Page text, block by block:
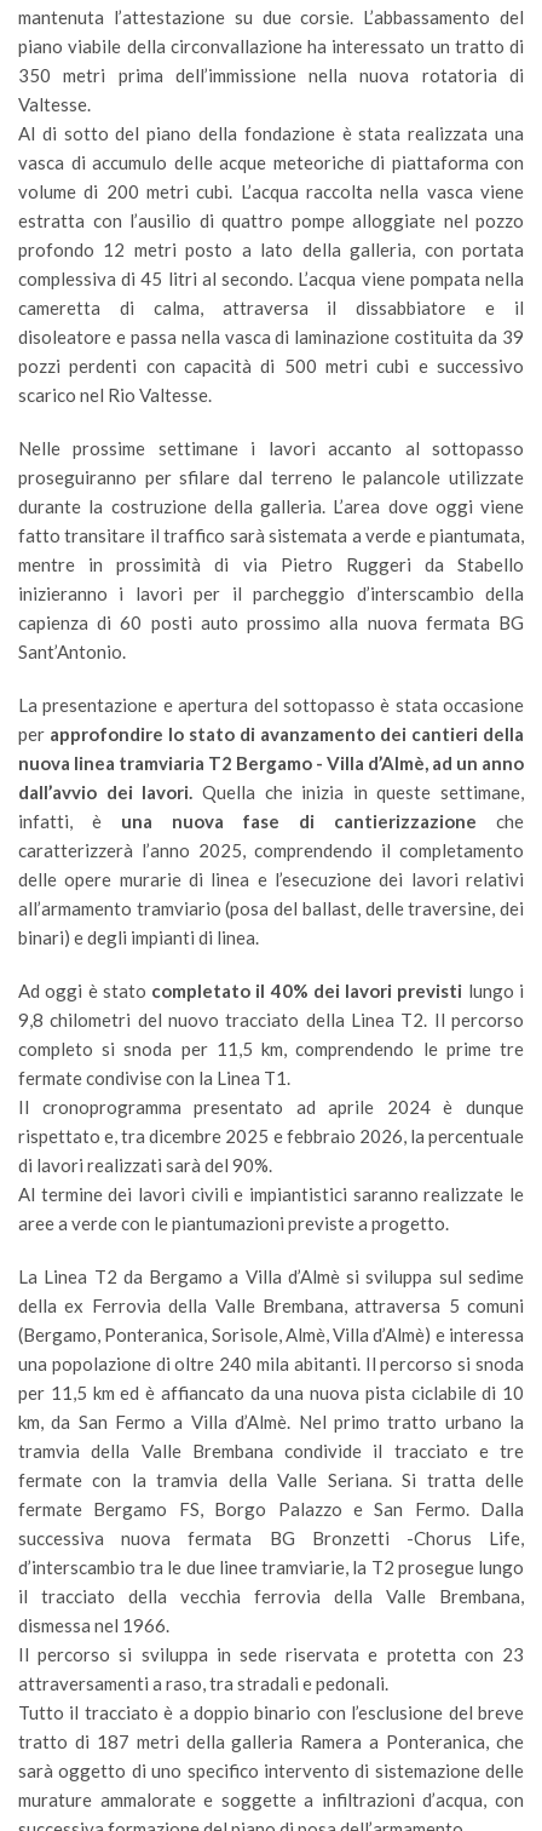
mantenuta l’attestazione su due corsie. L’abbassamento del
piano viabile della circonvallazione ha interessato un tratto di
350 metri prima dell’immissione nella nuova rotatoria di
Valtesse.
Al di sotto del piano della fondazione è stata realizzata una
vasca di accumulo delle acque meteoriche di piattaforma con
volume di 200 metri cubi. L’acqua raccolta nella vasca viene
estratta con l’ausilio di quattro pompe alloggiate nel pozzo
profondo 12 metri posto a lato della galleria, con portata
complessiva di 45 litri al secondo. L’acqua viene pompata nella
cameretta di calma, attraversa il dissabbiatore e il
disoleatore e passa nella vasca di laminazione costituita da 39
pozzi perdenti con capacità di 500 metri cubi e successivo
scarico nel Rio Valtesse.
Nelle prossime settimane i lavori accanto al sottopasso
proseguiranno per sfilare dal terreno le palancole utilizzate
durante la costruzione della galleria. L’area dove oggi viene
fatto transitare il traffico sarà sistemata a verde e piantumata,
mentre in prossimità di via Pietro Ruggeri da Stabello
inizieranno i lavori per il parcheggio d’interscambio della
capienza di 60 posti auto prossimo alla nuova fermata BG
Sant’Antonio.
La presentazione e apertura del sottopasso è stata occasione
per approfondire lo stato di avanzamento dei cantieri della
nuova linea tramviaria T2 Bergamo - Villa d’Almè, ad un anno
dall’avvio dei lavori. Quella che inizia in queste settimane,
infatti, è una nuova fase di cantierizzazione che
caratterizzerà l’anno 2025, comprendendo il completamento
delle opere murarie di linea e l’esecuzione dei lavori relativi
all’armamento tramviario (posa del ballast, delle traversine, dei
binari) e degli impianti di linea.
Ad oggi è stato completato il 40% dei lavori previsti lungo i
9,8 chilometri del nuovo tracciato della Linea T2. Il percorso
completo si snoda per 11,5 km, comprendendo le prime tre
fermate condivise con la Linea T1.
Il cronoprogramma presentato ad aprile 2024 è dunque
rispettato e, tra dicembre 2025 e febbraio 2026, la percentuale
di lavori realizzati sarà del 90%.
Al termine dei lavori civili e impiantistici saranno realizzate le
aree a verde con le piantumazioni previste a progetto.
La Linea T2 da Bergamo a Villa d’Almè si sviluppa sul sedime
della ex Ferrovia della Valle Brembana, attraversa 5 comuni
(Bergamo, Ponteranica, Sorisole, Almè, Villa d’Almè) e interessa
una popolazione di oltre 240 mila abitanti. Il percorso si snoda
per 11,5 km ed è affiancato da una nuova pista ciclabile di 10
km, da San Fermo a Villa d’Almè. Nel primo tratto urbano la
tramvia della Valle Brembana condivide il tracciato e tre
fermate con la tramvia della Valle Seriana. Si tratta delle
fermate Bergamo FS, Borgo Palazzo e San Fermo. Dalla
successiva nuova fermata BG Bronzetti -Chorus Life,
d’interscambio tra le due linee tramviarie, la T2 prosegue lungo
il tracciato della vecchia ferrovia della Valle Brembana,
dismessa nel 1966.
Il percorso si sviluppa in sede riservata e protetta con 23
attraversamenti a raso, tra stradali e pedonali.
Tutto il tracciato è a doppio binario con l’esclusione del breve
tratto di 187 metri della galleria Ramera a Ponteranica, che
sarà oggetto di uno specifico intervento di sistemazione delle
murature ammalorate e soggette a infiltrazioni d’acqua, con